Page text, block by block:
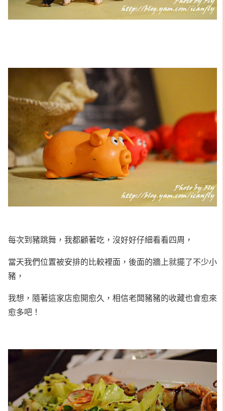
每次到豬跳舞，我都顧著吃，沒好好仔細看看四周，
當天我們位置被安排的比較裡面，後面的牆上就擺了不少小
豬，
我想，隨著這家店愈開愈久，相信老闆豬豬的收藏也會愈來
愈多吧！